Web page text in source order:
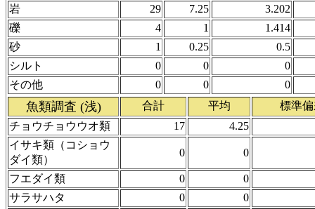
岩
29 7.25
3.202
礫
4 1
1.414
砂
1 0.25
0.5
シルト
0 0
0
その他
0 0 0
魚類調査 (浅) 合計 平均
標準
チョウチョウウオ類
17
4.25
イサキ類（コショウ
ダイ類）
0 0
フエダイ類 0
0
サラサハタ
0
0